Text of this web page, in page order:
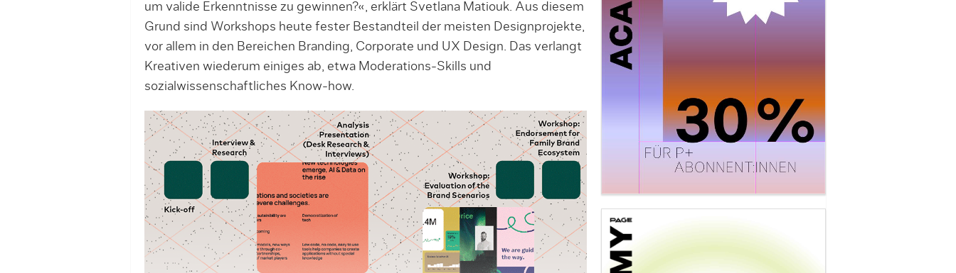
um va­lide Erkenntnisse zu gewinnen?«, erklärt Svet­lana Matiouk. Aus diesem
Grund sind Workshops heute fester Bestandteil der meisten Designprojek­te,
vor allem in den Bereichen Branding, Corporate und UX Design. Das verlangt
Kreativen wiederum einiges ab, etwa Moderations-Skills und
sozialwissenschaftliches Know-how.